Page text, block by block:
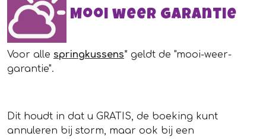
Mooi weer garantie
Voor alle springkussens* geldt de "mooi-weer-
garantie".
Dit houdt in dat u GRATIS, de boeking kunt
annuleren bij storm, maar ook bij een